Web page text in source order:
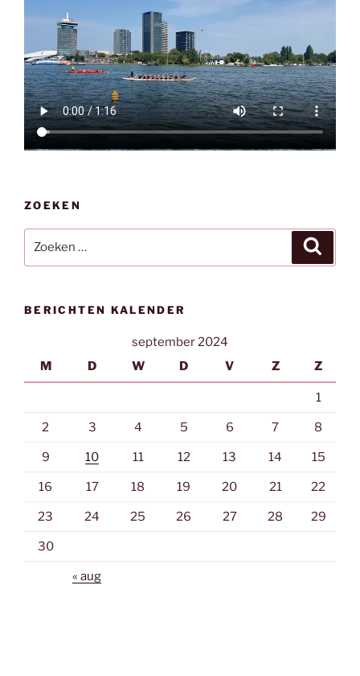
ZOEKEN
naar:
BERICHTEN KALENDER
september 2024
M
D W D V Z Z
1
2 3 4 5 6 7 8
9 10 11 12 13 14 15
16 17 18 19 20 21 22
23 24 25 26 27 28 29
30
« aug